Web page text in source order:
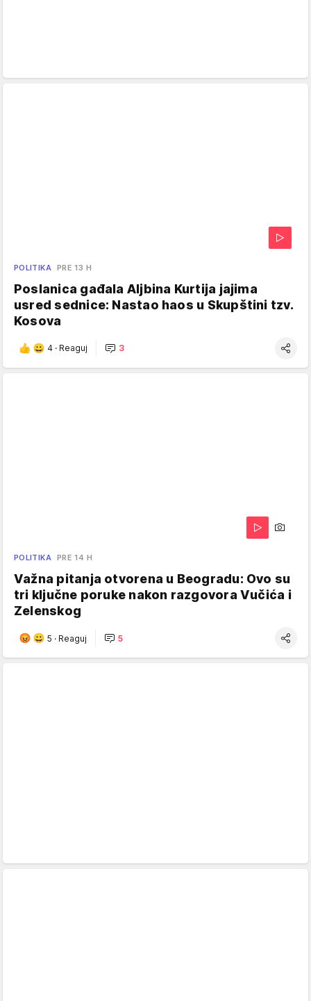
POLITIKA PRE 13 H
Poslanica gađala Aljbina Kurtija jajima
usred sednice: Nastao haos u Skupštini tzv.
Kosova
4 · Reaguj 3
POLITIKA PRE 14 H
Važna pitanja otvorena u Beogradu: Ovo su
tri ključne poruke nakon razgovora Vučića i
Zelenskog
5 · Reaguj 5